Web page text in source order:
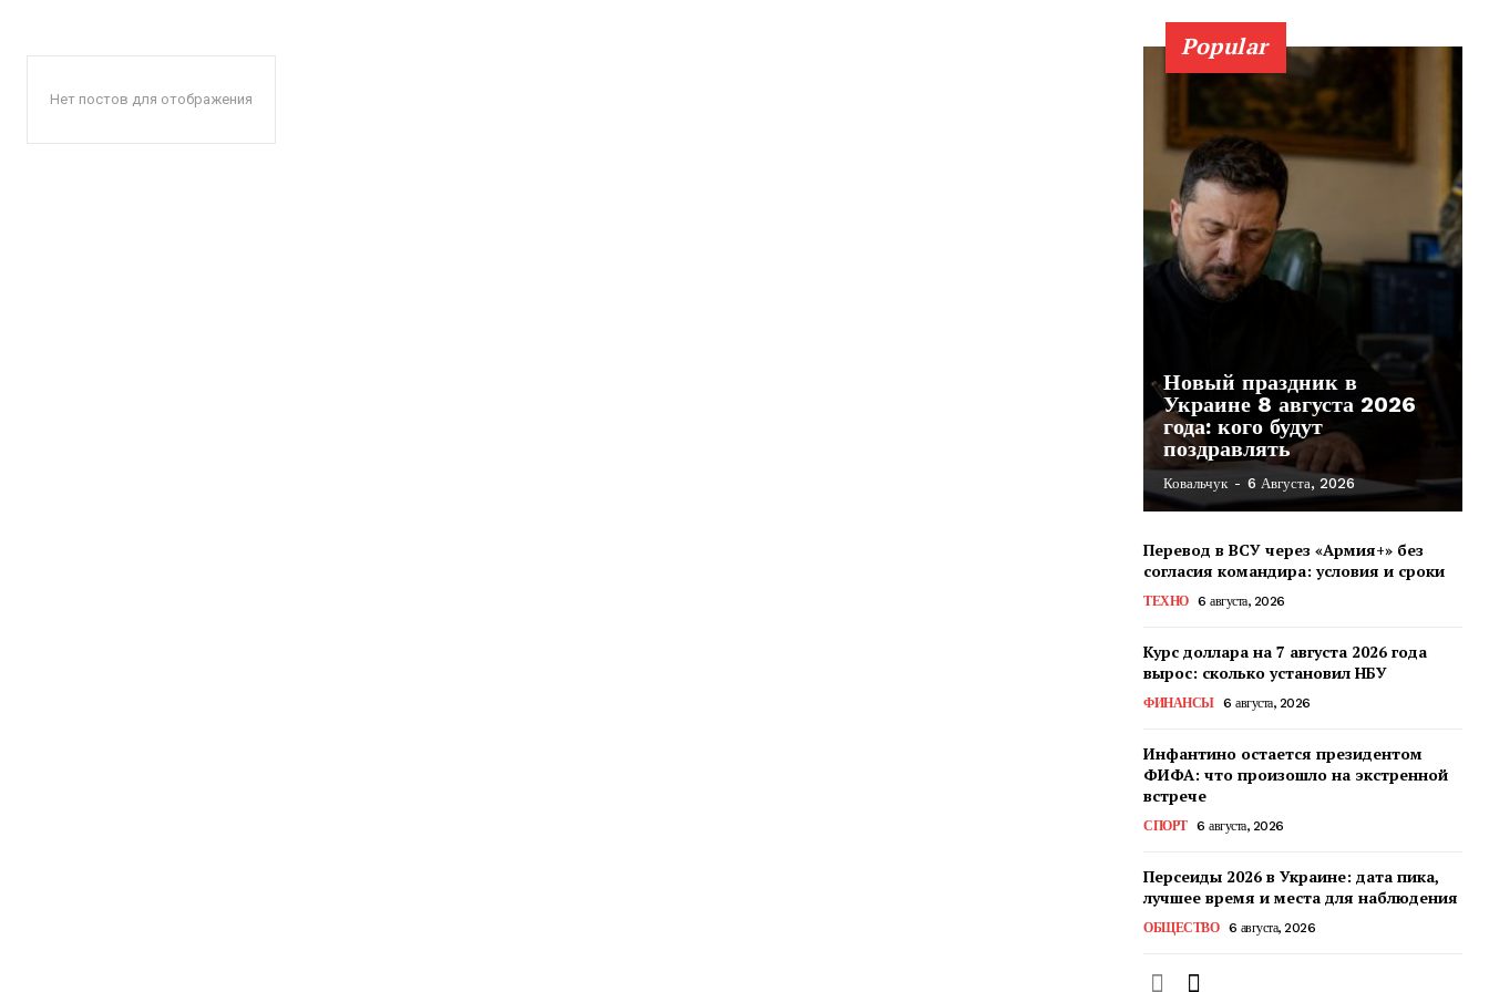
Нет постов для отображения
Popular
Новый праздник в
Украине 8 августа 2026
года: кого будут
поздравлять
Ковальчук - 6 Августа, 2026
Перевод в ВСУ через «Армия+» без
согласия командира: условия и сроки
ТЕХНО 6 августа, 2026
Курс доллара на 7 августа 2026 года
вырос: сколько установил НБУ
ФИНАНСЫ 6 августа, 2026
Инфантино остается президентом
ФИФА: что произошло на экстренной
встрече
СПОРТ 6 августа, 2026
Персеиды 2026 в Украине: дата пика,
лучшее время и места для наблюдения
ОБЩЕСТВО 6 августа, 2026